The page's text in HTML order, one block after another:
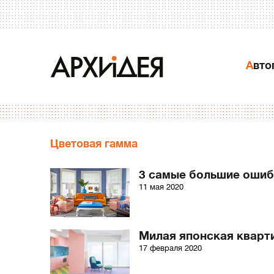
Цветовая гамма
3 самые большие
11 мая 2020
Милая японская
17 февраля 2020